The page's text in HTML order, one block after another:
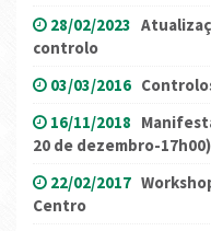
28/02/2023
controlo
03/03/2016
16/11/2018
20 de dezembro-17h00)
22/02/2017
Centro